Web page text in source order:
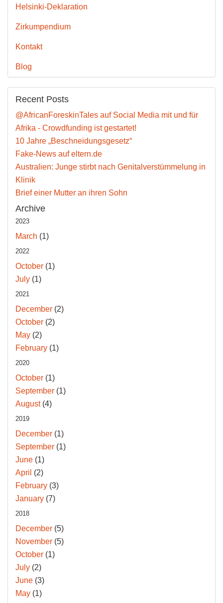
Helsinki-Deklaration
Zirkumpendium
Kontakt
Blog
Recent Posts
@AfricanForeskinTales auf Social Media mit und für
Afrika - Crowdfunding ist gestartet!
10 Jahre „Beschneidungsgesetz“
Fake-News auf eltern.de
Australien: Junge stirbt nach Genitalverstümmelung in
Klinik
Brief einer Mutter an ihren Sohn
Archive
2023
March (1)
2022
October (1)
July (1)
2021
December (2)
October (2)
May (2)
February (1)
2020
October (1)
September (1)
August(4)
2019
December (1)
September (1)
June (1)
April (2)
February (3)
January (7)
2018
December (5)
November (5)
October (1)
July (2)
June (3)
May (1)